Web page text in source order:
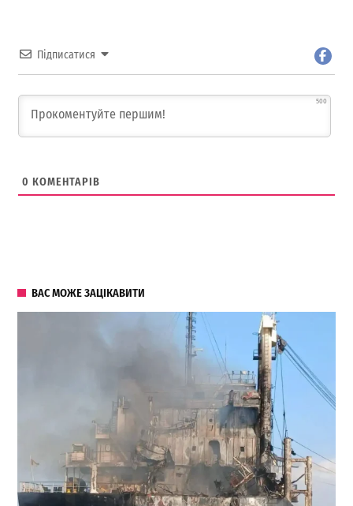
Підписатися
500
0 КОМЕНТАРІВ
ВАС МОЖЕ ЗАЦІКАВИТИ